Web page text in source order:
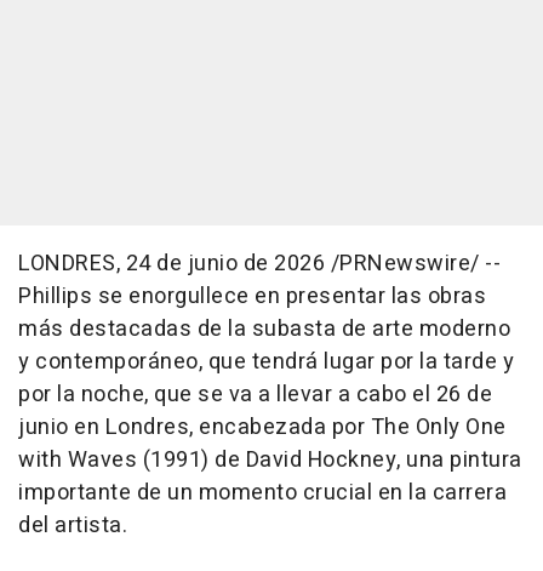
LONDRES, 24 de junio de 2026 /PRNewswire/ --
Phillips se enorgullece en presentar las obras
más destacadas de la subasta de arte moderno
y contemporáneo, que tendrá lugar por la tarde y
por la noche, que se va a llevar a cabo el 26 de
junio en Londres, encabezada por The Only One
with Waves (1991) de David Hockney, una pintura
importante de un momento crucial en la carrera
del artista.